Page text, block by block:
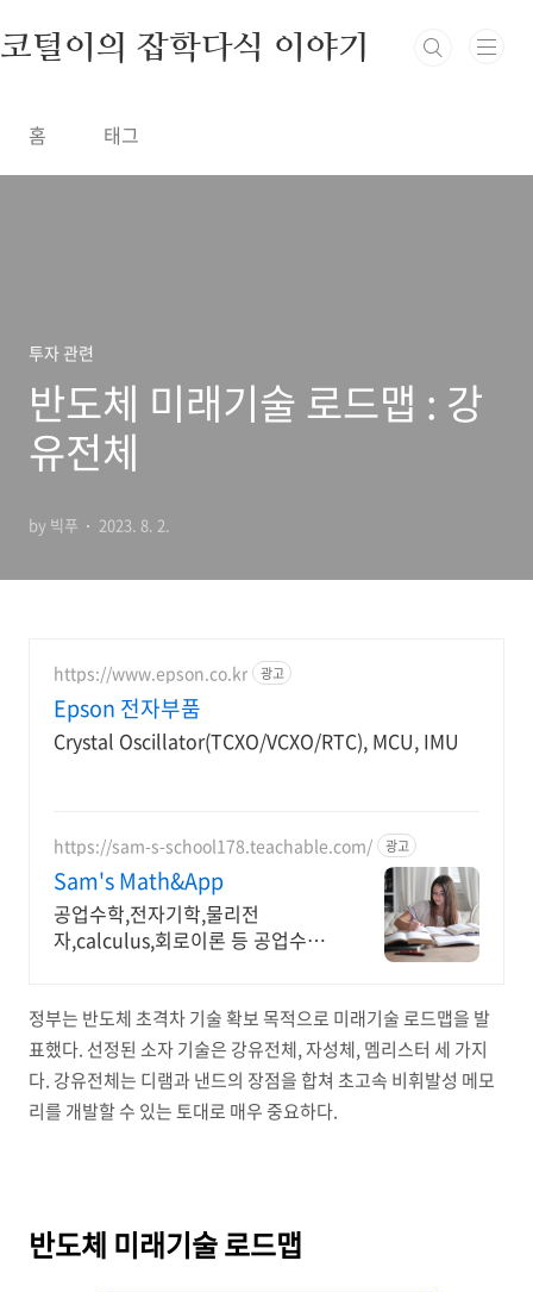
코털이의 잡학다식 이야기
홈 태그
투자 관련
반도체 미래기술 로드맵 : 강
유전체
by 빅푸 2023. 8. 2.
https://www.epson.co.kr 광고
Epson 전자부품
Crystal Oscillator(TCXO/VCXO/RTC), MCU, IMU
https://sam-s-school178.teachable.com/ 광고
Sam's Math&App
공업수학,전자기학,물리전
자,calculus,회로이론 등 공업수학,
정부는 반도체 초격차 기술 확보 목적으로 미래기술 로드맵을 발
표했다. 선정된 소자 기술은 강유전체, 자성체, 멤리스터 세 가지
다. 강유전체는 디램과 낸드의 장점을 합쳐 초고속 비휘발성 메모
리를 개발할 수 있는 토대로 매우 중요하다.
반도체 미래기술 로드맵